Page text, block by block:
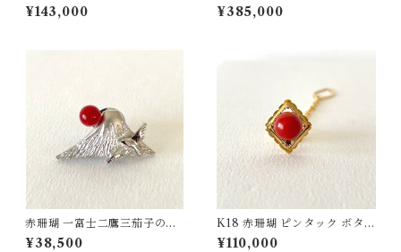
¥143,000
ド0.08ct イヤリング K18WG
ps-27
¥385,000
赤珊瑚 一富士二鷹三茄子のピ
ンタックブローチ SV fb-39
¥38,500
K18 赤珊瑚 ピンタック ボタン
チェーン付 fb-41
¥110,000